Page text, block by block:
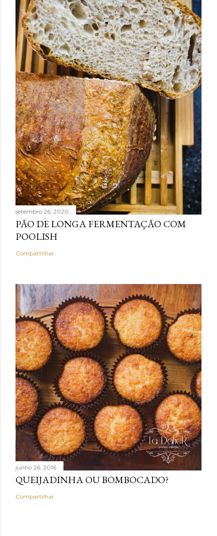
setembro 26, 2020
PÃO DE LONGA FERMENTAÇÃO COM
POOLISH
Compartilhar
junho 26, 2016
QUEIJADINHA OU BOMBOCADO?
Compartilhar